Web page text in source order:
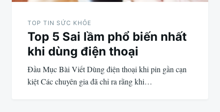
TOP TIN SỨC KHỎE
Top 5 Sai lầm phổ biến nhất
khi dùng điện thoại
Đầu Mục Bài Viết Dùng điện thoại khi pin gần cạn
kiệt Các chuyên gia đã chỉ ra rằng khi…